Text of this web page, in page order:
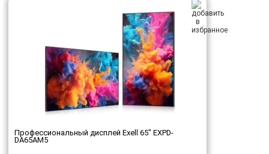
Профессиональный дисплей Exell 65" EXPD-
DA65AM5